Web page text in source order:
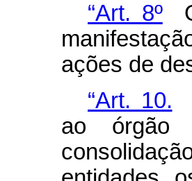
“Art. 8ºO
ações de
“Art. 10.
ao órgão